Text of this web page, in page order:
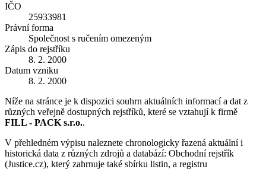
IČO
25933981
Právní forma
Společnost s ručením omezeným
Zápis do rejstříku
8. 2. 2000
Datum vzniku
8. 2. 2000
Níže na stránce je k dispozici souhrn aktuálních informací a dat z
různých veřejně dostupných rejstříků, které se vztahují k firmě
FILL - PACK s.r.o..
V přehledném výpisu naleznete chronologicky řazená aktuální i
historická data z různých zdrojů a databází: Obchodní rejstřík
(Justice.cz), který zahrnuje také sbírku listin, a registru